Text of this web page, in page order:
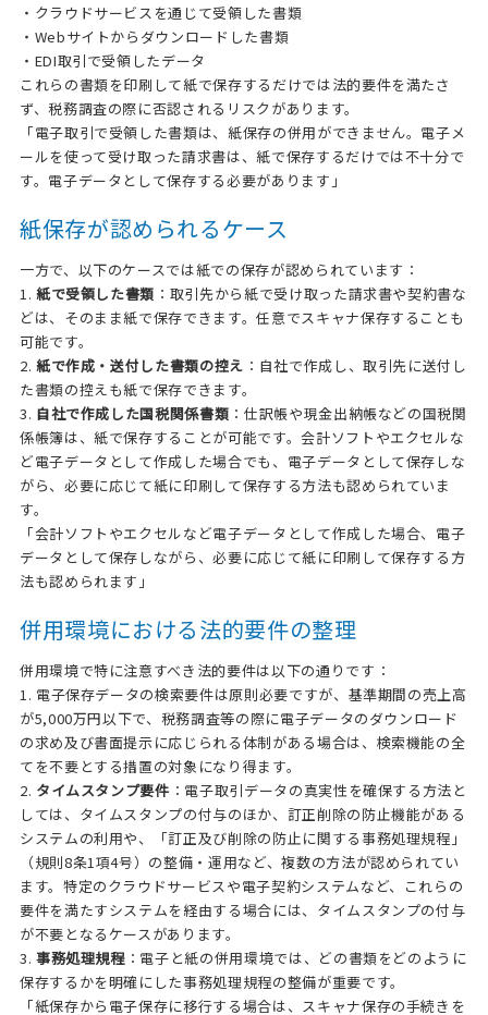
・クラウドサービスを通じて受領した書類
・Webサイトからダウンロードした書類
・EDI取引で受領したデータ
これらの書類を印刷して紙で保存するだけでは法的要件を満たさ
ず、税務調査の際に否認されるリスクがあります。
「電子取引で受領した書類は、紙保存の併用ができません。電子メ
ールを使って受け取った請求書は、紙で保存するだけでは不十分で
す。電子データとして保存する必要があります」
紙保存が認められるケース
一方で、以下のケースでは紙での保存が認められています：
1. 紙で受領した書類 ：取引先から紙で受け取った請求書や契約書な
どは、そのまま紙で保存できます。任意でスキャナ保存することも
可能です。
2. 紙で作成・送付した書類の控え ：自社で作成し、取引先に送付し
た書類の控えも紙で保存できます。
3. 自社で作成した国税関係書類 ：仕訳帳や現金出納帳などの国税関
係帳簿は、紙で保存することが可能です。会計ソフトやエクセルな
ど電子データとして作成した場合でも、電子データとして保存しな
がら、必要に応じて紙に印刷して保存する方法も認められていま
す。
「会計ソフトやエクセルなど電子データとして作成した場合、電子
データとして保存しながら、必要に応じて紙に印刷して保存する方
法も認められます」
併用環境における法的要件の整理
併用環境で特に注意すべき法的要件は以下の通りです：
1. 電子保存データの検索要件は原則必要ですが、基準期間の売上高
が5,000万円以下で、税務調査等の際に電子データのダウンロード
の求め及び書面提示に応じられる体制がある場合は、検索機能の全
てを不要とする措置の対象になり得ます。
2. タイムスタンプ要件 ：電子取引データの真実性を確保する方法と
しては、タイムスタンプの付与のほか、訂正削除の防止機能がある
システムの利用や、「訂正及び削除の防止に関する事務処理規程」
（規則8条1項4号）の整備・運用など、複数の方法が認められてい
ます。特定のクラウドサービスや電子契約システムなど、これらの
要件を満たすシステムを経由する場合には、タイムスタンプの付与
が不要となるケースがあります。
3. 事務処理規程：電子と紙の併用環境では、どの書類をどのように
保存するかを明確にした事務処理規程の整備が重要です。
「紙保存から電子保存に移行する場合は、スキャナ保存の手続きを